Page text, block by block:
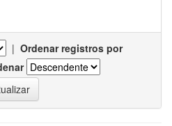
| Ordenar registros por